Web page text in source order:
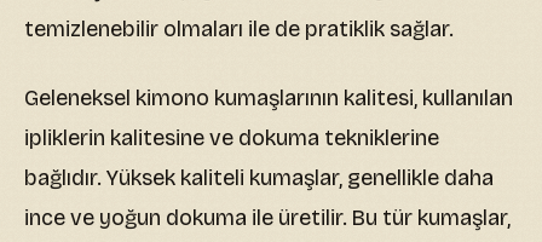
temizlenebilir olmaları ile de pratiklik sağlar.
Geleneksel kimono kumaşlarının kalitesi, kullanılan
ipliklerin kalitesine ve dokuma tekniklerine
bağlıdır. Yüksek kaliteli kumaşlar, genellikle daha
ince ve yoğun dokuma ile üretilir. Bu tür kumaşlar,